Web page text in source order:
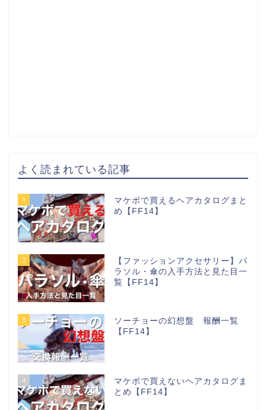
よく読まれている記事
1
マケボで買えるヘアカタログまと
め【FF14】
2
【ファッションアクセサリー】パ
ラソル・傘の入手方法と見た目一
覧【FF14】
3
ソーチョーの幻想盤 報酬一覧
【FF14】
4
マケボで買えないヘアカタログま
とめ【FF14】